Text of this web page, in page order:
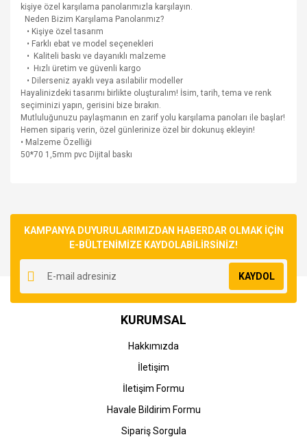
kişiye özel karşılama panolarımızla karşılayın.
Neden Bizim Karşılama Panolarımız?
• Kişiye özel tasarım
• Farklı ebat ve model seçenekleri
• Kaliteli baskı ve dayanıklı malzeme
• Hızlı üretim ve güvenli kargo
• Dilerseniz ayaklı veya asılabilir modeller
Hayalinizdeki tasarımı birlikte oluşturalım! İsim, tarih, tema ve renk
seçiminizi yapın, gerisini bize bırakın.
Mutluluğunuzu paylaşmanın en zarif yolu karşılama panoları ile başlar!
Hemen sipariş verin, özel günlerinize özel bir dokunuş ekleyin!
• Malzeme Özelliği
50*70 1,5mm pvc Dijital baskı
Yorum Yaz
kullanarak tarafımıza iletebilirsiniz.
Görüş ve önerileriniz için teşekkür ederiz.
Ürün resmi kalitesiz, bozuk veya görüntülenemiyor.
Ürün açıklamasında eksik bilgiler bulunuyor.
Ürün bilgilerinde hatalar bulunuyor.
Ürün fiyatı diğer sitelerden daha pahalı.
Gönder
KAMPANYA DUYURULARIMIZDAN HABERDAR OLMAK İÇİN
E-BÜLTENİMİZE KAYDOLABİLİRSİNİZ!
KAYDOL
KURUMSAL
Hakkımızda
İletişim
İletişim Formu
Havale Bildirim Formu
Sipariş Sorgula